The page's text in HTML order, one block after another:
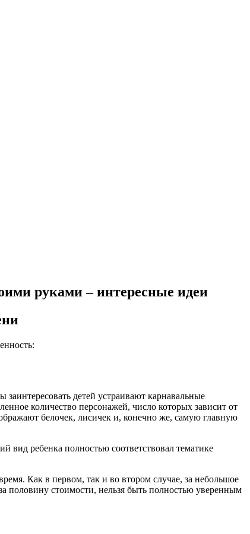
руками – интересные идеи
детей устраивают карнавальные
количество персонажей, число которых зависит от
белочек, лисичек и, конечно же, самую главную
вид ребенка полностью соответствовал тематике
Как в первом, так и во втором случае, за небольшое
половину стоимости, нельзя быть полностью уверенным